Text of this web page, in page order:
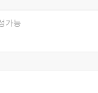
가능